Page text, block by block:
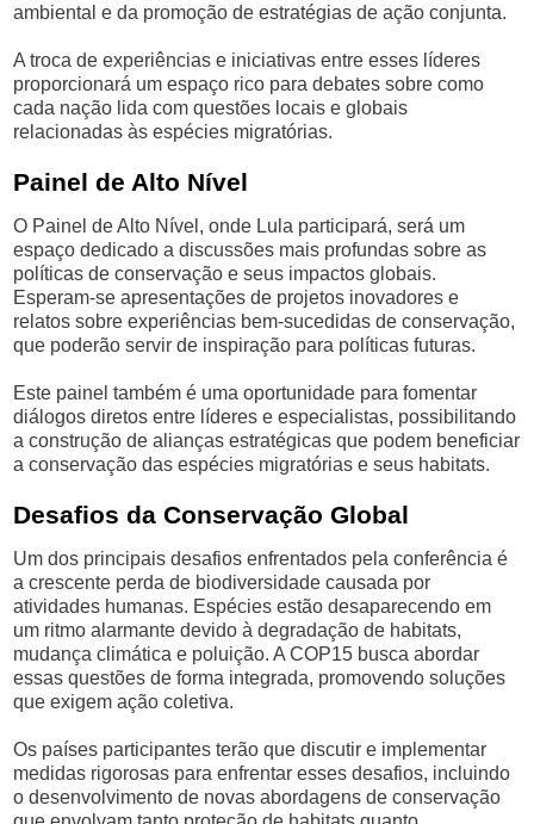
ambiental e da promoção de estratégias de ação conjunta.
A troca de experiências e iniciativas entre esses líderes
proporcionará um espaço rico para debates sobre como
cada nação lida com questões locais e globais
relacionadas às espécies migratórias.
Painel de Alto Nível
O Painel de Alto Nível, onde Lula participará, será um
espaço dedicado a discussões mais profundas sobre as
políticas de conservação e seus impactos globais.
Esperam-se apresentações de projetos inovadores e
relatos sobre experiências bem-sucedidas de conservação,
que poderão servir de inspiração para políticas futuras.
Este painel também é uma oportunidade para fomentar
diálogos diretos entre líderes e especialistas, possibilitando
a construção de alianças estratégicas que podem beneficiar
a conservação das espécies migratórias e seus habitats.
Desafios da Conservação Global
Um dos principais desafios enfrentados pela conferência é
a crescente perda de biodiversidade causada por
atividades humanas. Espécies estão desaparecendo em
um ritmo alarmante devido à degradação de habitats,
mudança climática e poluição. A COP15 busca abordar
essas questões de forma integrada, promovendo soluções
que exigem ação coletiva.
Os países participantes terão que discutir e implementar
medidas rigorosas para enfrentar esses desafios, incluindo
o desenvolvimento de novas abordagens de conservação